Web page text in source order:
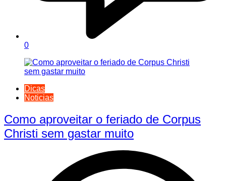
0
Dicas
Noticias
Como aproveitar o feriado de Corpus
Christi sem gastar muito